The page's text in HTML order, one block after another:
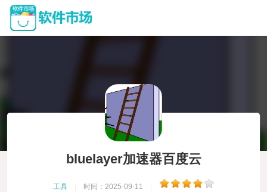
bluelayer加速器百度云
工具 时间：2025-09-11